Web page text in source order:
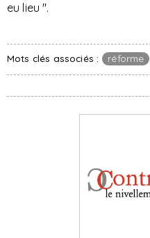
eu lieu ".
Mots clés associés : réforme